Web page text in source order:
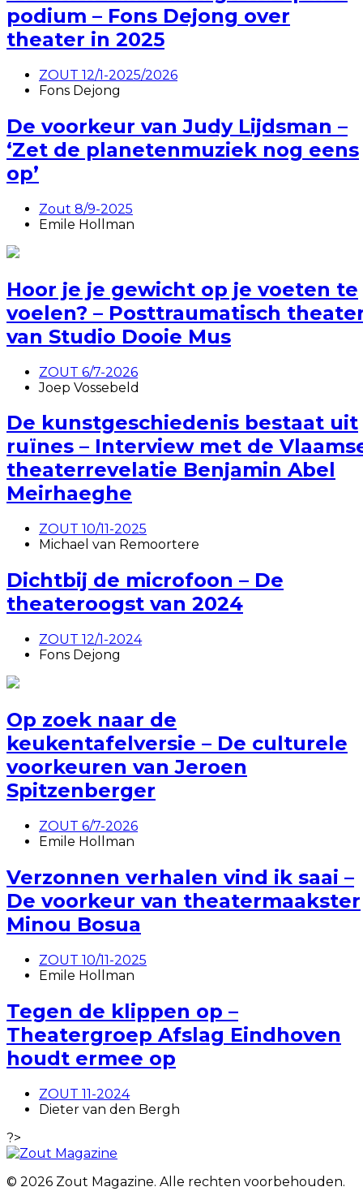
podium – Fons Dejong over
theater in 2025
ZOUT 12/1-2025/2026
Fons Dejong
De voorkeur van Judy Lijdsman –
‘Zet de planetenmuziek nog eens
op’
Zout 8/9-2025
Emile Hollman
Hoor je je gewicht op je voeten te
voelen? – Posttraumatisch
van Studio Dooie Mus
ZOUT 6/7-2026
Joep Vossebeld
De kunstgeschiedenis bestaat uit
ruïnes – Interview met de
theaterrevelatie Benjamin Abel
Meirhaeghe
ZOUT 10/11-2025
Michael van Remoortere
Dichtbij de microfoon – De
theateroogst van 2024
ZOUT 12/1-2024
Fons Dejong
Op zoek naar de
keukentafelversie – De culturele
voorkeuren van Jeroen
Spitzenberger
ZOUT 6/7-2026
Emile Hollman
Verzonnen verhalen vind ik saai –
De voorkeur van theatermaakster
Minou Bosua
ZOUT 10/11-2025
Emile Hollman
Tegen de klippen op –
Theatergroep Afslag Eindhoven
houdt ermee op
ZOUT 11-2024
Dieter van den Bergh
?>
© 2026 Zout Magazine. Alle rechten voorbehouden.